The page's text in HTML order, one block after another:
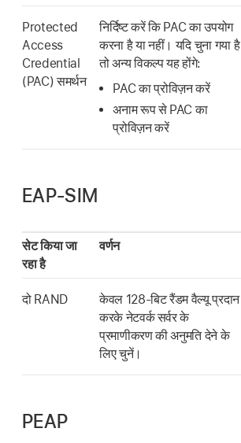
Protected
Access
Credential
(PAC) समर्थन
निर्दिष्ट करें कि PAC का उपयोग
करना है या नहीं। यदि चुना गया है
तो अन्य विकल्प यह होंगे:
PAC का प्रोविज़न करें
अनाम रूप से PAC का
प्रोविज़न करें
EAP-SIM
सेट किया जा
रहा है
वर्णन
दो RAND
केवल 128-बिट रैंडम वैल्यू प्रदान
करके नेटवर्क सर्वर के
प्रमाणीकरण की अनुमति देने के
लिए चुनें।
PEAP